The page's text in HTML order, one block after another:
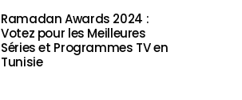
Ramadan Awards 2024 :
Votez pour les Meilleures
Séries et Programmes TV en
Tunisie